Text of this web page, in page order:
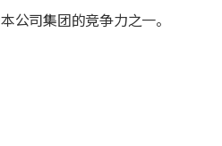
公司集团的竞争力之一。